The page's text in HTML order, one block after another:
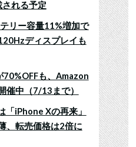
れる予定
リー容量11%増加で
ディスプレイも
70%OFFも、Amazon
催中（7/13まで）
iPhone Xの再来」
、転売価格は2倍に